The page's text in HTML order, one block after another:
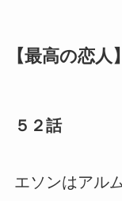
【最高の恋
５２話
エソンはアル